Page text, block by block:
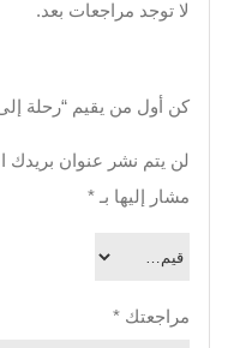
لا توجد مراجعات بعد.
كن أول من يقيم “رحلة إلى
لن يتم نشر عنوان بريدك
مشار إليها بـ *
مراجعتك *